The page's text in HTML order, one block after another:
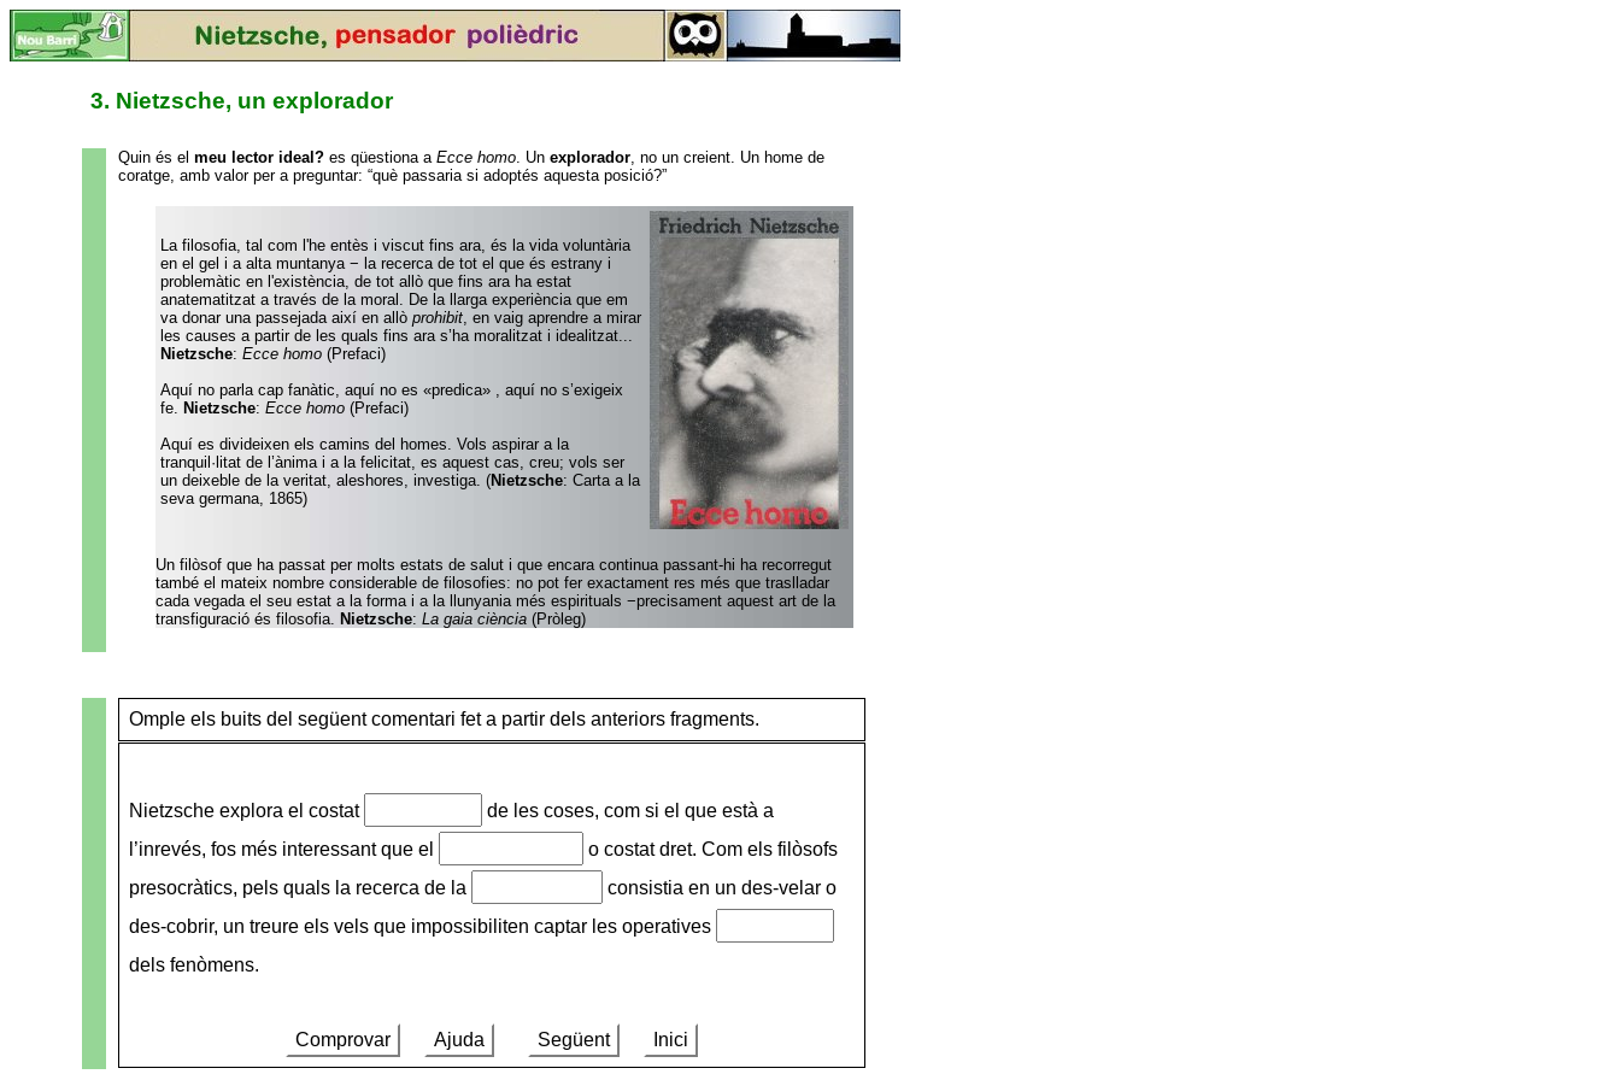
3. Nietzsche, un explorador
Quin és el meu lector ideal? es qüestiona aEcce homo. Un explorador, no un creient. Un home de
coratge, amb valor per a preguntar: “què passaria si adoptés aquesta posició?”
La filosofia, tal com l'he entès i viscut fins ara, és la vida voluntària
en el gel i a alta muntanya − la recerca de tot el que és estrany i
problemàtic en l'existència, de tot allò que fins ara ha estat
anatematitzat a través de la moral. De la llarga experiència que em
va donar una passejada així en allò prohibit, en vaig aprendre a mirar
les causes a partir de les quals fins ara s’ha moralitzat i idealitzat...
Nietzsche: Ecce homo (Prefaci)
Aquí no parla cap fanàtic, aquí no es «predica» , aquí no s’exigeix
fe. Nietzsche: Ecce homo (Prefaci)
Aquí es divideixen els camins del homes. Vols aspirar a la
tranquil·litat de l’ànima i a la felicitat, es aquest cas, creu; vols ser
un deixeble de la veritat, aleshores, investiga. (Nietzsche: Carta a la
seva germana, 1865)
Un filòsof que ha passat per molts estats de salut i que encara continua passant-hi ha recorregut
també el mateix nombre considerable de filosofies: no pot fer exactament res més que traslladar
cada vegada el seu estat a la forma i a la llunyania més espirituals −precisament aquest art de la
transfiguració és filosofia. Nietzsche: La gaia ciència (Pròleg)
Omple els buits del següent comentari fet a partir dels anteriors fragments.
Nietzsche explora el costat
de les coses, com si el que està a
l’inrevés, fos més interessant que el
o costat dret. Com els filòsofs
presocràtics, pels quals la recerca de la
consistia en un des-velar o
des-cobrir, un treure els vels que impossibiliten captar les operatives
dels fenòmens.
Comprovar Ajuda Següent Inici